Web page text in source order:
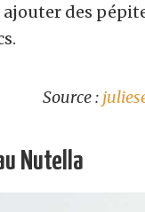
ajouter des
Source :
Nutella